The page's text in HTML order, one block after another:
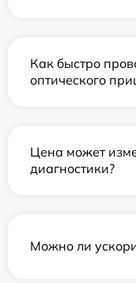
Как быстро
оптического
Цена может
диагностики?
Можно ли